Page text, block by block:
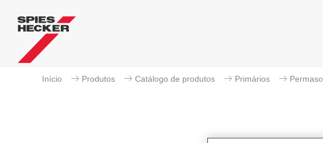
Início Produtos Catálogo de produtos Primários